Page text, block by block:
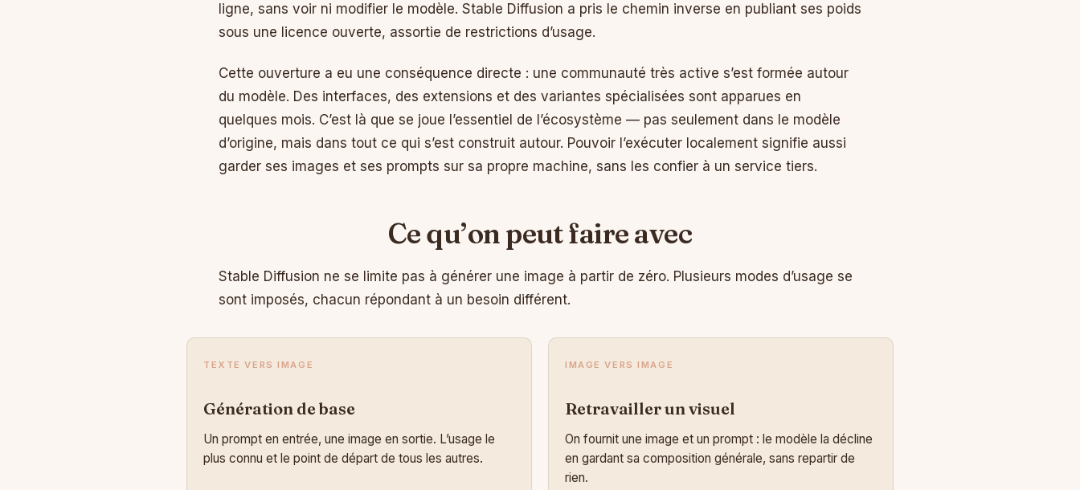
ligne, sans voir ni modifier le modèle. Stable Diffusion a pris le chemin inverse en publiant ses poids
sous une licence ouverte, assortie de restrictions d’usage.
Cette ouverture a eu une conséquence directe : une communauté très active s’est formée autour
du modèle. Des interfaces, des extensions et des variantes spécialisées sont apparues en
quelques mois. C’est là que se joue l’essentiel de l’écosystème — pas seulement dans le modèle
d’origine, mais dans tout ce qui s’est construit autour. Pouvoir l’exécuter localement signifie aussi
garder ses images et ses prompts sur sa propre machine, sans les confier à un service tiers.
Ce qu’on peut faire avec
Stable Diffusion ne se limite pas à générer une image à partir de zéro. Plusieurs modes d’usage se
sont imposés, chacun répondant à un besoin différent.
TEXTE VERS IMAGE
Génération de base
Un prompt en entrée, une image en sortie. L’usage le
plus connu et le point de départ de tous les autres.
IMAGE VERS IMAGE
Retravailler un visuel
On fournit une image et un prompt : le modèle la décline
en gardant sa composition générale, sans repartir de
rien.